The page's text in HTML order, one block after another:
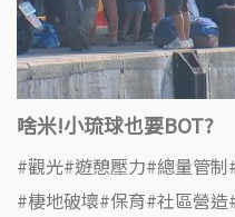
啥米!小琉球也要BOT?
觀光 遊憩壓力 總量管制
棲地破壞 保育 社區營造